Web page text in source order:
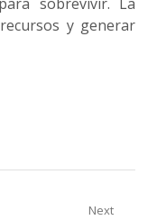
y generar
Next